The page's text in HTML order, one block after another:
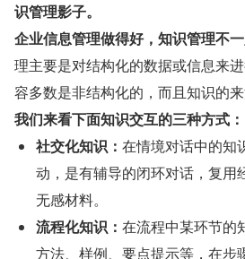
识管理影子。
企业信息管理做得好，知识管理不一
理主要是对结构化的数据或信息来
容多数是非结构化的，而且知识的来
我们来看下面知识交互的三种方式：
社交化知识： 在情境对话中的知
动，是有辅导的闭环对话，复用
无感材料。
流程化知识： 在流程中某环节的
方法、样例、要点提示等，在步